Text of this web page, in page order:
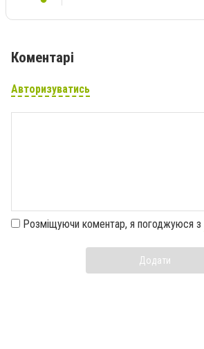
Коментарі
Авторизуватись
Розміщуючи коментар, я погоджуюся з
Додати